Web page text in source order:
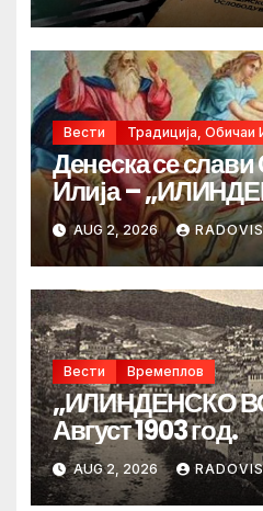
Вести Традиција, Обичаи
Денеска се
Илија –
AUG 2, 2026
Вести Времеплов
„ИЛИНДЕНСКО
Август 1903 год.
AUG 2, 2026